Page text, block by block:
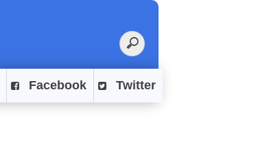
Facebook Twitter